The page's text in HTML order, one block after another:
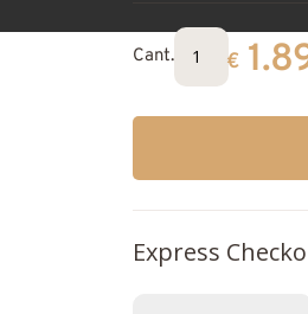
Cant. €
Express